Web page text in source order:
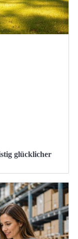
glücklicher